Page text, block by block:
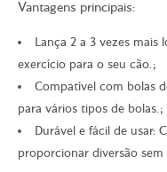
Vantagens principais:
Lança 2 a 3 vezes mais
exercício para o seu cão.;
Compatível com bolas
para vários tipos de bolas.;
Durável e fácil de usar:
proporcionar diversão sem